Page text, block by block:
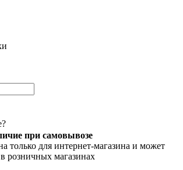
при самовывозе
только для интернет-магазина и может
розничных магазинах